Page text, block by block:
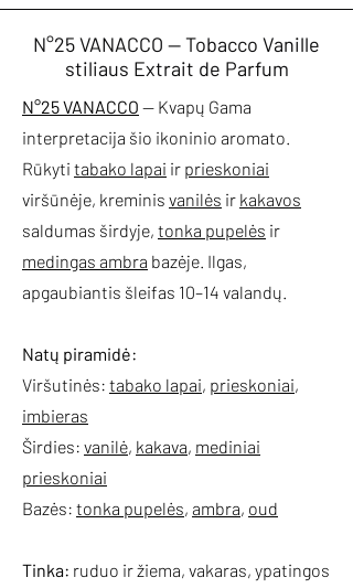
N°25 VANACCO — Tobacco Vanille
stiliaus Extrait de Parfum
N°25 VANACCO — Kvapų Gama
interpretacija šio ikoninio aromato.
Rūkyti tabako lapai ir prieskoniai
viršūnėje, kreminis vanilės ir kakavos
saldumas širdyje, tonka pupelės ir
medingas ambra bazėje. Ilgas,
apgaubiantis šleifas 10–14 valandų.
Natų piramidė:
Viršutinės: tabako lapai, prieskoniai,
imbieras
Širdies: vanilė, kakava, mediniai
prieskoniai
Bazės: tonka pupelės, ambra, oud
Tinka: ruduo ir žiema, vakaras, ypatingos